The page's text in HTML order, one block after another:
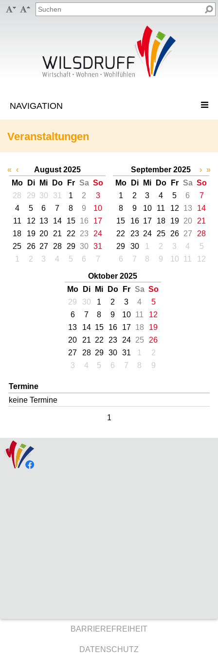
 
Veranstaltungen
« ‹
August 2025
Mo
Di Mi Do Fr Sa So
28
29 30 31 1 2
3
4
5 6 7 8 9
10
11
12 13 14 15 16
17
18
19 20 21 22 23
24
25
26 27 28 29 30
31
1
2 3 4 5 6 7
September 2025
Mo
Di Mi Do Fr Sa So
1
2 3 4 5 6
7
8
9 10 11 12 13
14
15
16 17 18 19 20
21
22
23 24 25 26 27
28
29
30 1 2 3 4
5
6
7 8 9 10 11 12
Oktober 2025
Mo
Di Mi Do Fr Sa So
29
30 1 2 3 4
5
6
7 8 9 10 11
12
13
14 15 16 17 18
19
20
21 22 23 24 25
26
27
28 29 30 31 1
2
3
4 5 6 7 8 9
› »
Termine
keine Termine
1
BARRIEREFREIHEIT
DATENSCHUTZ